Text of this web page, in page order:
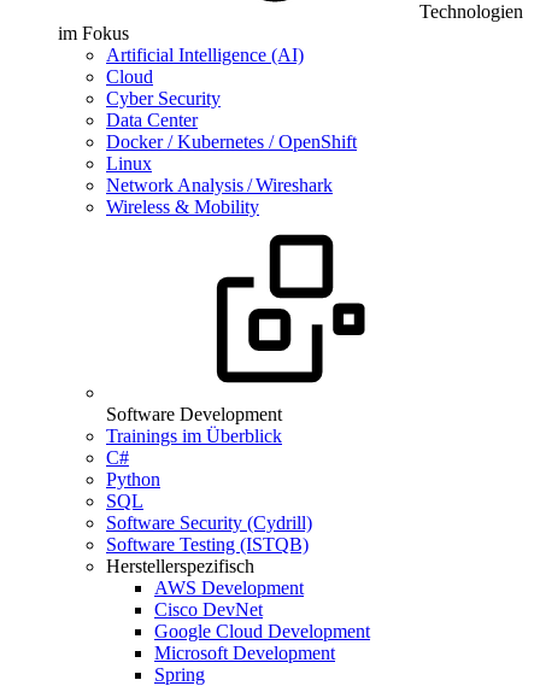
Technologien
im Fokus
Artificial Intelligence (AI)
Cloud
Cyber Security
Data Center
Docker / Kubernetes / OpenShift
Linux
Network Analysis / Wireshark
Wireless & Mobility
Software Development
Trainings im Überblick
C#
Python
SQL
Software Security (Cydrill)
Software Testing (ISTQB)
Herstellerspezifisch
AWS Development
Cisco DevNet
Google Cloud Development
Microsoft Development
Spring